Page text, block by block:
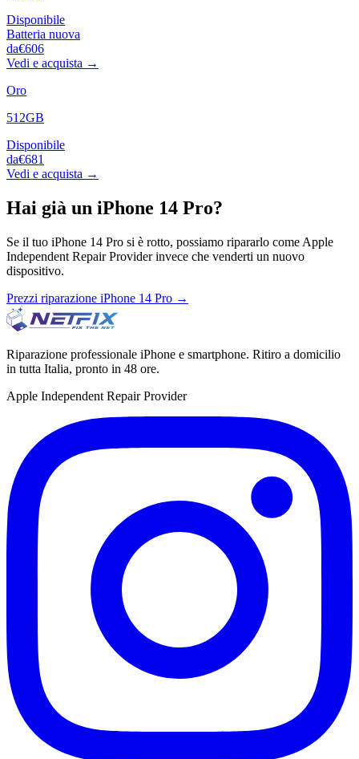
Disponibile
Batteria nuova
da€606
Vedi e acquista →
Oro
512GB
Disponibile
da€681
Vedi e acquista →
Hai già un iPhone 14 Pro?
Se il tuo iPhone 14 Pro si è rotto, possiamo ripararlo come Apple
Independent Repair Provider invece che venderti un nuovo
dispositivo.
Prezzi riparazione iPhone 14 Pro →
Riparazione professionale iPhone e smartphone. Ritiro a domicilio
in tutta Italia, pronto in 48 ore.
Apple Independent Repair Provider